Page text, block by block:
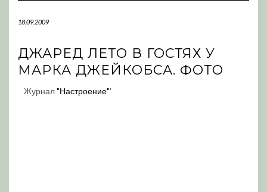
18.09.2009
ДЖАРЕД ЛЕТО В ГОСТЯХ У
МАРКА ДЖЕЙКОБСА. ФОТО
Журнал"Настроение"'